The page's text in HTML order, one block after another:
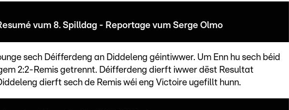
vum 8. Spilldag - Reportage vum Serge Olmo
sech Déifferdeng an Diddeleng géintiwwer. Um Enn hu sech béid
2:2-Remis getrennt. Déifferdeng dierft iwwer dëst Resultat
dierft sech de Remis wéi eng Victoire ugefillt hunn.